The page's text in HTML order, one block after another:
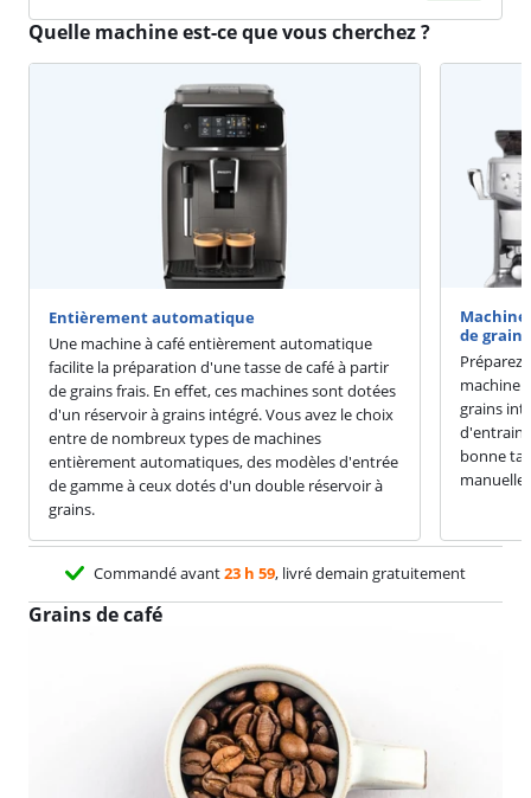
Quelle machine est-ce que vous cherchez ?
Entièrement automatique
Une machine à café entièrement automatique
facilite la préparation d'une tasse de café à partir
de grains frais. En effet, ces machines sont dotées
d'un réservoir à grains intégré. Vous avez le choix
entre de nombreux types de machines
entièrement automatiques, des modèles d'entrée
de gamme à ceux dotés d'un double réservoir à
grains.
de
Préparez
machine
grains
bonne
manuelle.
Commandé avant23 h 59, livré demain gratuitement
Grains de café